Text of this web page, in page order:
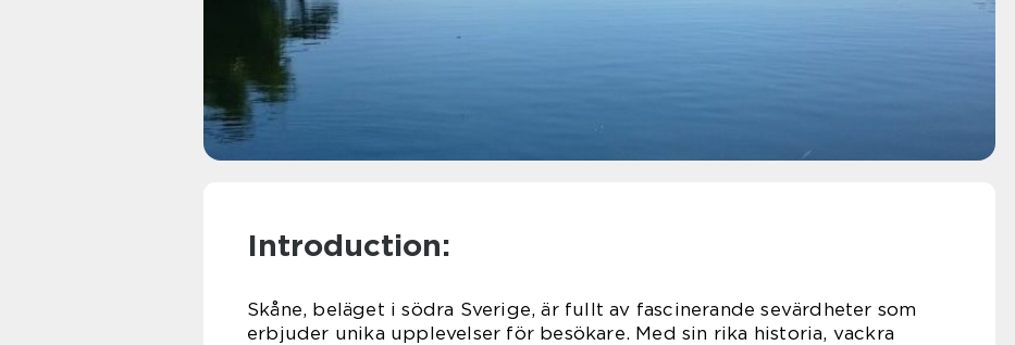
Introduction:
Skåne, beläget i södra Sverige, är fullt av fascinerande sevärdheter som
erbjuder unika upplevelser för besökare. Med sin rika historia, vackra